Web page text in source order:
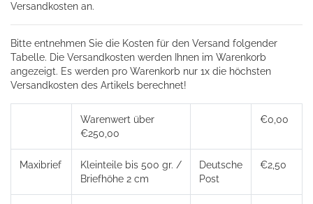
Versandkosten an.
Bitte entnehmen Sie die Kosten für den Versand folgender
Tabelle. Die Versandkosten werden Ihnen im Warenkorb
angezeigt. Es werden pro Warenkorb nur 1x die höchsten
Versandkosten des Artikels berechnet!
Warenwert über
€250,00
€0,00
Maxibrief
Kleinteile bis 500 gr. /
Briefhöhe 2 cm
Deutsche
Post
€2,50